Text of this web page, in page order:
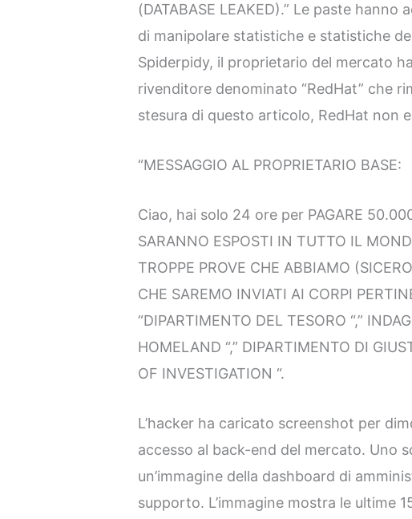
(DATABASE LEAKED).” Le paste
di manipolare statistiche e statistiche
Spiderpidy, il proprietario del mercato
rivenditore denominato “RedHat” che
stesura di questo articolo, RedHat non
“MESSAGGIO AL PROPRIETARIO BASE:
Ciao, hai solo 24 ore per PAGARE
SARANNO ESPOSTI IN TUTTO IL
TROPPE PROVE CHE ABBIAMO
CHE SAREMO INVIATI AI CORPI
“DIPARTIMENTO DEL TESORO “,”
HOMELAND “,” DIPARTIMENTO DI
OF INVESTIGATION “.
L’hacker ha caricato screenshot per
accesso al back-end del mercato. Uno
un’immagine della dashboard di
supporto. L’immagine mostra le ultime